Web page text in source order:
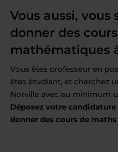
Vous aussi, vous
donner des
mathématiques
Vous êtes professeur en
êtes étudiant, et cherchez
Norville avec au minimum
Déposez votre
donner des cours de maths